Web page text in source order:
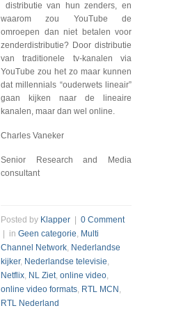
distributie van hun zenders, en
waarom zou YouTube de
omroepen dan niet betalen voor
zenderdistributie? Door distributie
van traditionele tv-kanalen via
YouTube zou het zo maar kunnen
dat millennials “ouderwets lineair”
gaan kijken naar de lineaire
kanalen, maar dan wel online.
Charles Vaneker
Senior Research and Media
consultant
Posted by Klapper
0 Comment
| in Geen categorie, Multi
Channel Network, Nederlandse
kijker, Nederlandse televisie,
Netflix, NL Ziet, online video,
online video formats, RTL MCN ,
RTL Nederland